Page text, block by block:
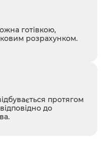
готівкою,
розрахунком.
протягом
до